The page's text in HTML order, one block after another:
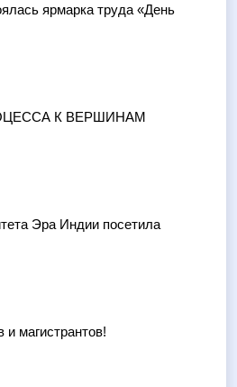
ярмарка труда «День
К ВЕРШИНАМ
Эра Индии посетила
магистрантов!